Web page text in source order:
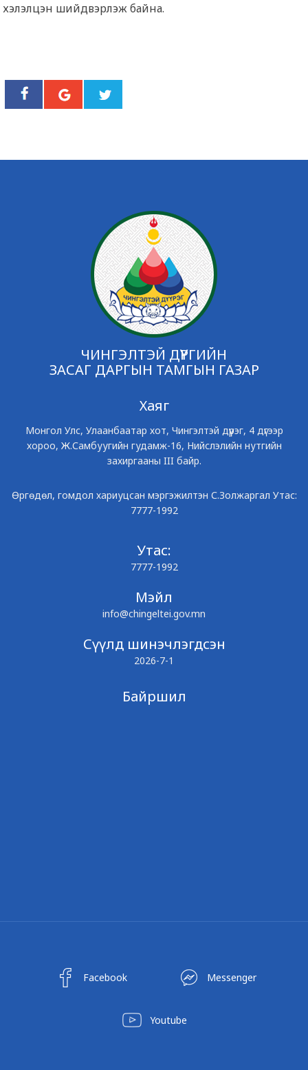
хэлэлцэн шийдвэрлэж байна.
ЧИНГЭЛТЭЙ ДҮҮРГИЙН
ЗАСАГ ДАРГЫН ТАМГЫН ГАЗАР
Хаяг
Монгол Улс, Улаанбаатар хот, Чингэлтэй дүүрэг, 4 дүгээр
хороо, Ж.Самбуугийн гудамж-16, Нийслэлийн нутгийн
захиргааны III байр.
Өргөдөл, гомдол хариуцсан мэргэжилтэн С.Золжаргал Утас:
7777-1992
Утас:
7777-1992
Мэйл
info@chingeltei.gov.mn
Сүүлд шинэчлэгдсэн
2026-7-1
Байршил
Facebook Messenger
Youtube